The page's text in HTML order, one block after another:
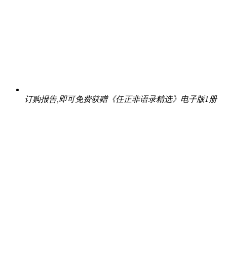
订购报告,即可免费获赠《任正非语录精选》电子版1册